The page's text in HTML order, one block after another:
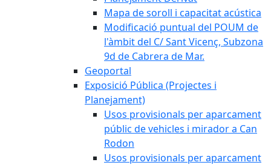
Mapa de soroll i capacitat acústica
Modificació puntual del POUM de
l'àmbit del C/ Sant Vicenç, Subzona
9d de Cabrera de Mar.
Geoportal
Exposició Pública (Projectes i
Planejament)
Usos provisionals per aparcament
públic de vehicles i mirador a Can
Rodon
Usos provisionals per aparcament